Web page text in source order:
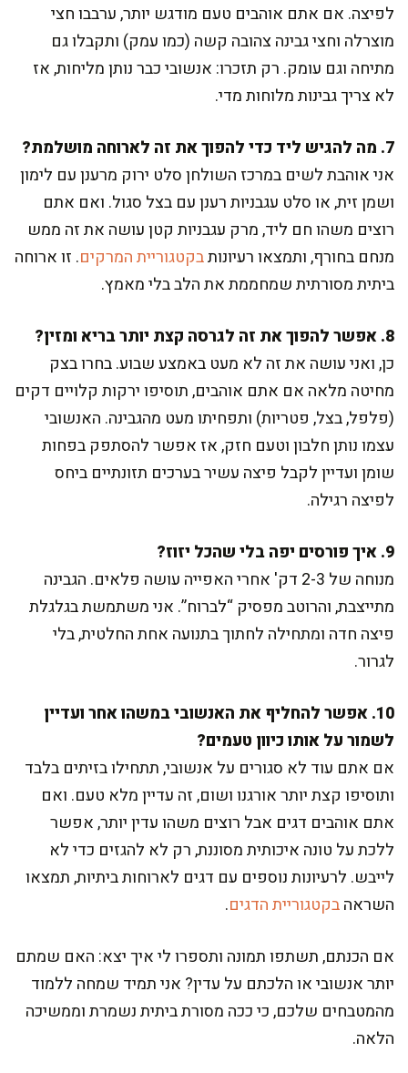
לפיצה. אם אתם אוהבים טעם מודגש יותר, ערבבו חצי
מוצרלה וחצי גבינה צהובה קשה (כמו עמק) ותקבלו גם
מתיחה וגם עומק. רק תזכרו: אנשובי כבר נותן מליחות, אז
לא צריך גבינות מלוחות מדי.
7. מה להגיש ליד כדי להפוך את זה לארוחה מושלמת?
אני אוהבת לשים במרכז השולחן סלט ירוק מרענן עם לימון
ושמן זית, או סלט עגבניות רענן עם בצל סגול. ואם אתם
רוצים משהו חם ליד, מרק עגבניות קטן עושה את זה ממש
מנחם בחורף, ותמצאו רעיונותבקטגוריית המרקים. זו ארוחה
ביתית מסורתית שמחממת את הלב בלי מאמץ.
8. אפשר להפוך את זה לגרסה קצת יותר בריא ומזין?
כן, ואני עושה את זה לא מעט באמצע שבוע. בחרו בצק
מחיטה מלאה אם אתם אוהבים, תוסיפו ירקות קלויים דקים
(פלפל, בצל, פטריות) ותפחיתו מעט מהגבינה. האנשובי
עצמו נותן חלבון וטעם חזק, אז אפשר להסתפק בפחות
שומן ועדיין לקבל פיצה עשיר בערכים תזונתיים ביחס
לפיצה רגילה.
9. איך פורסים יפה בלי שהכל יזוז?
מנוחה של 2-3 דק' אחרי האפייה עושה פלאים. הגבינה
מתייצבת, והרוטב מפסיק “לברוח”. אני משתמשת בגלגלת
פיצה חדה ומתחילה לחתוך בתנועה אחת החלטית, בלי
לגרור.
10. אפשר להחליף את האנשובי במשהו אחר ועדיין
לשמור על אותו כיוון טעמים?
אם אתם עוד לא סגורים על אנשובי, תתחילו בזיתים בלבד
ותוסיפו קצת יותר אורגנו ושום, זה עדיין מלא טעם. ואם
אתם אוהבים דגים אבל רוצים משהו עדין יותר, אפשר
ללכת על טונה איכותית מסוננת, רק לא להגזים כדי לא
לייבש. לרעיונות נוספים עם דגים לארוחות ביתיות, תמצאו
השראהבקטגוריית הדגים.
אם הכנתם, תשתפו תמונה ותספרו לי איך יצא: האם שמתם
יותר אנשובי או הלכתם על עדין? אני תמיד שמחה ללמוד
מהמטבחים שלכם, כי ככה מסורת ביתית נשמרת וממשיכה
הלאה.